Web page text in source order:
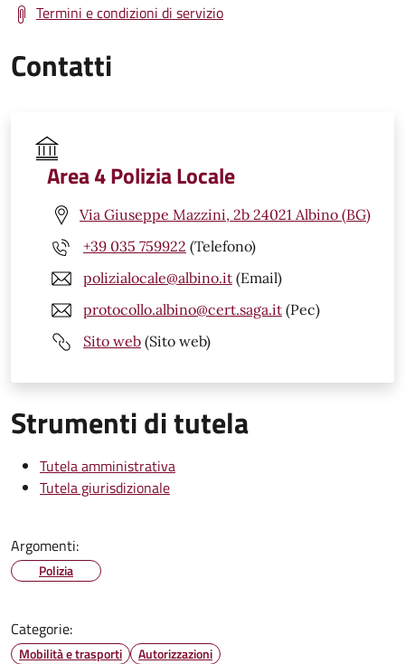
Termini e condizioni di servizio
Contatti
Area 4 Polizia Locale
Via Giuseppe Mazzini, 2b 24021 Albino (BG)
+39 035 759922 (Telefono)
polizialocale@albino.it (Email)
protocollo.albino@cert.saga.it (Pec)
Sito web (Sito web)
Strumenti di tutela
Tutela amministrativa
Tutela giurisdizionale
Argomenti:
Polizia
Categorie:
Mobilità e trasporti Autorizzazioni